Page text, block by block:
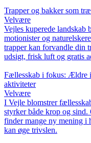
Trapper og bakker som
Velvære
Vejles kuperede landskab
motionister og
trapper kan forvandle din
udsigt, frisk luft og gratis
Fællesskab i fokus: Ældre
aktiviteter
Velvære
I Vejle blomstrer
styrker både krop og
finder mange ny mening i
kan øge trivslen.